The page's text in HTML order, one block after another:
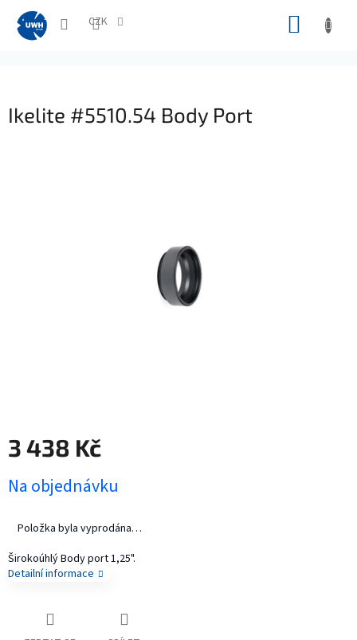
obsah
CZK
Ikelite #5510.54 Body Port
3 438 Kč
cena:
Na objednávku
Položka byla vyprodána…
Širokoúhlý Body port 1,25".
Detailní informace